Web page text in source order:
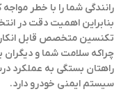
رانندگی شما را با خطر مواجه
بنابراین اهمیت دقت در
تکنسین متخصص قابل
چراکه سلامت شما و دیگران
راهتان بستگی به عملکرد
سیستم ایمنی خودرو دارد.